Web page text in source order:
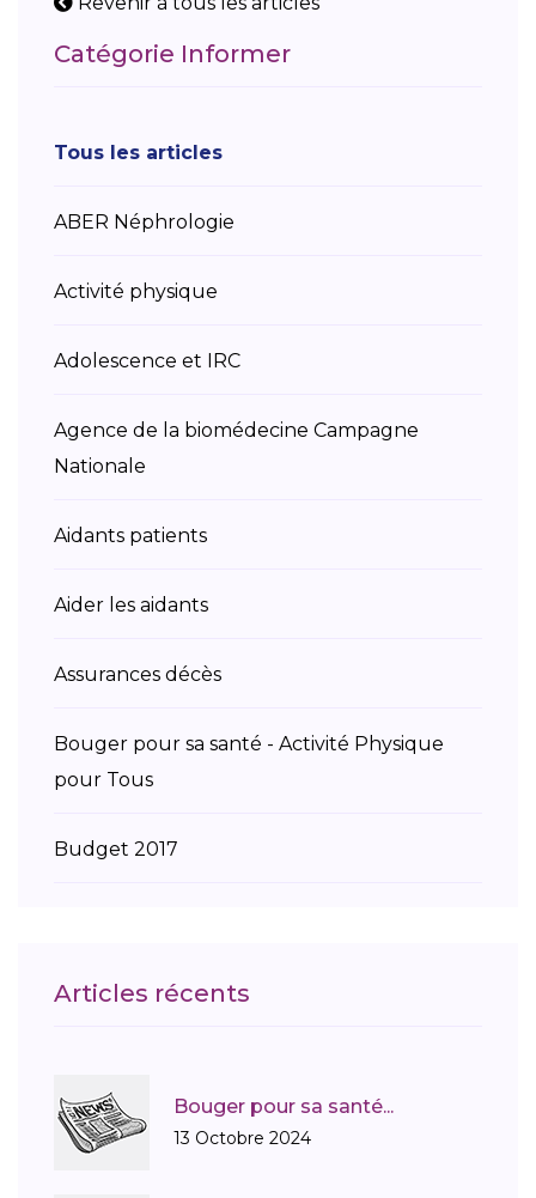
Catégorie Informer
Tous les articles
ABER Néphrologie
Activité physique
Adolescence et IRC
Agence de la biomédecine Campagne
Nationale
Aidants patients
Aider les aidants
Assurances décès
Bouger pour sa santé - Activité Physique
pour Tous
Budget 2017
Dire merci à la famille de son donneur
Educatin thérapautique des patients
Articles récents
Bouger pour sa santé...
13 Octobre 2024